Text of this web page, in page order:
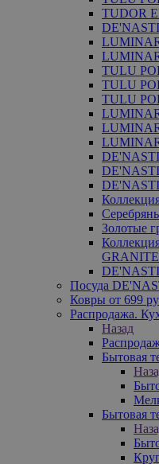
TUDOR
TULU
TULU
TULU
Золотые
GRANITE
Посуда
Ковры от 699
Распродажа.
Назад
Бытовая
Бытовая